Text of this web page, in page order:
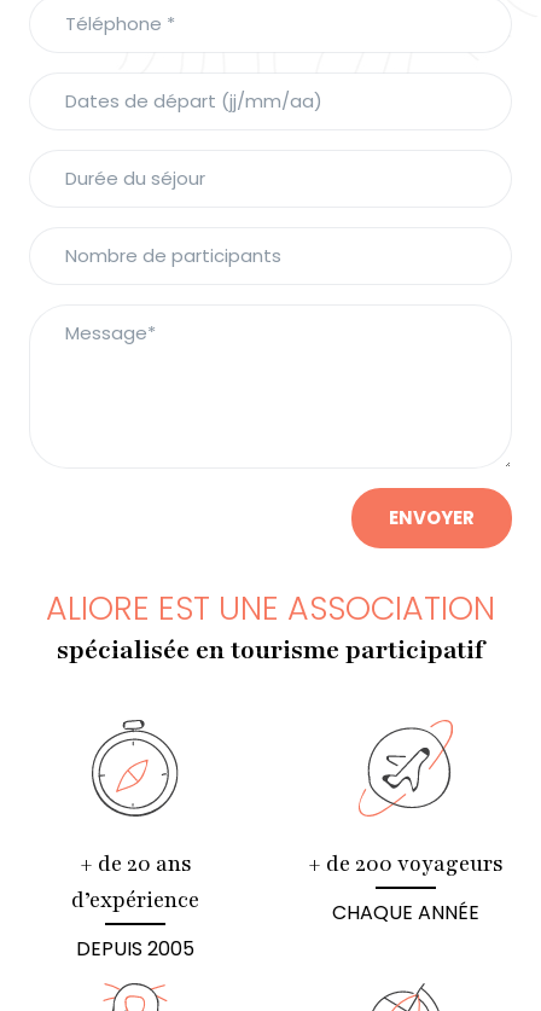
ENVOYER
ALIORE EST UNE ASSOCIATION
spécialisée en tourisme participatif
+ de 20 ans
d’expérience
DEPUIS 2005
+ de 200 voyageurs
CHAQUE ANNÉE